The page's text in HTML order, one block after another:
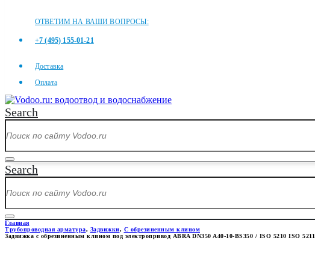
ОТВЕТИМ НА ВАШИ ВОПРОСЫ:
+7 (495) 155-01-21
Доставка
Оплата
Search
Search
Главная
Трубопроводная арматура, Задвижки, С обрезиненным клином
Задвижка с обрезиненным клином под электропривод ABRA DN350 A40-10-BS350 / ISO 5210 ISO 5211